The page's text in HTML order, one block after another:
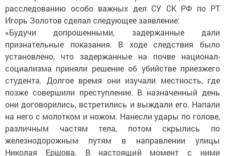
расследованию особо важных дел СУ СК РФ по РТ
Игорь Золотов сделал следующее заявление:
«Будучи допрошенными, задержанные дали
признательные показания. В ходе следствия было
установлено, что задержанные на почве национал-
социализма приняли решение об убийстве приезжего
студента. Долгое время они изучали местность, где
позже совершили преступление. В назначенный день
они договорились, встретились и выждали его. Напали
на него с молотком и ножом. Нанесли удары по голове,
различным частям тела, потом скрылись по
железнодорожным путям в направлении улицы
Николая Ершова. В настоящий момент с ними